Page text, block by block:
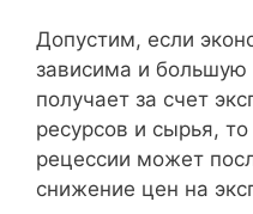
Допустим, если
зависима и большую
получает за счет
ресурсов и сырья,
рецессии может
снижение цен на